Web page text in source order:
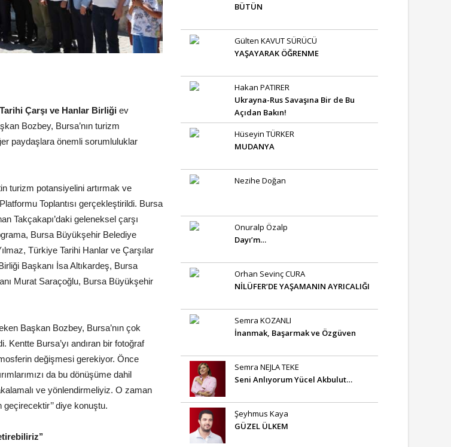
Çarşı ve Hanlar Birliği ev
Bozbey, Bursa’nın turizm
paydaşlara önemli sorumluluklar
turizm potansiyelini artırmak ve
Toplantısı gerçekleştirildi. Bursa
Takçakapı’daki geleneksel çarşı
Bursa Büyükşehir Belediye
Türkiye Tarihi Hanlar ve Çarşılar
Başkanı İsa Altıkardeş, Bursa
Murat Saraçoğlu, Bursa Büyükşehir
Başkan Bozbey, Bursa’nın çok
Bursa’yı andıran bir fotoğraf
değişmesi gerekiyor. Önce
da bu dönüşüme dahil
ve yönlendirmeliyiz. O zaman
diye konuştu.
BÜTÜN
Gülten KAVUT SÜRÜCÜ
YAŞAYARAK ÖĞRENME
Hakan PATIRER
Ukrayna-Rus Savaşına Bir de Bu
Açıdan Bakın!
Hüseyin TÜRKER
MUDANYA
Nezihe Doğan
Onuralp Özalp
Dayı’m…
Orhan Sevinç CURA
NİLÜFER’DE YAŞAMANIN AYRICALIĞI
Semra KOZANLI
İnanmak, Başarmak ve Özgüven
Semra NEJLA TEKE
Seni Anlıyorum Yücel Akbulut…
Şeyhmus Kaya
GÜZEL ÜLKEM